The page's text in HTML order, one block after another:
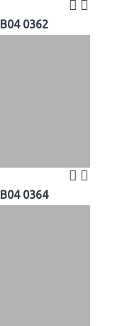
B04 0362
B04 0364